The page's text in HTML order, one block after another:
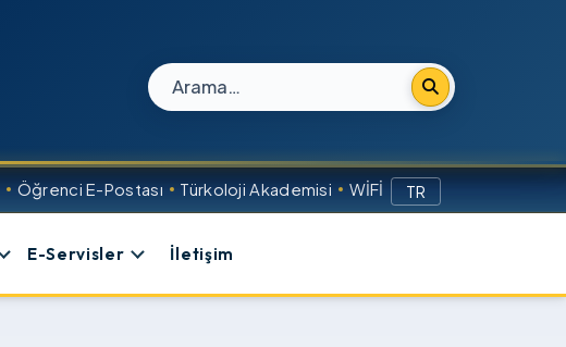
Site içi arama
Öğrenci E-Postası Türkoloji Akademisi WİFİ TR
E-Servisler İletişim